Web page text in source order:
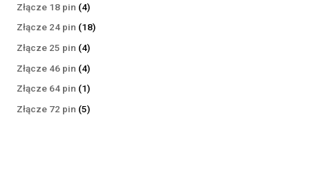
Złącze 18 pin 44
produkty
Złącze 24 pin 1818
Złącze 25 pin 44
produkty
Złącze 46 pin 44
produkty
Złącze 64 pin 11
produkt
Złącze 72 pin 55